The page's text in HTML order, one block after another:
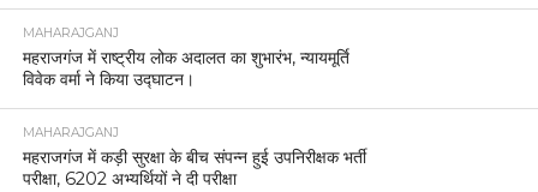
MAHARAJGANJ
महराजगंज में राष्ट्रीय लोक अदालत का शुभारंभ, न्यायमूर्ति
विवेक वर्मा ने किया उद्घाटन।
MAHARAJGANJ
महराजगंज में कड़ी सुरक्षा के बीच संपन्न हुई उपनिरीक्षक भर्ती
परीक्षा, 6202 अभ्यर्थियों ने दी परीक्षा